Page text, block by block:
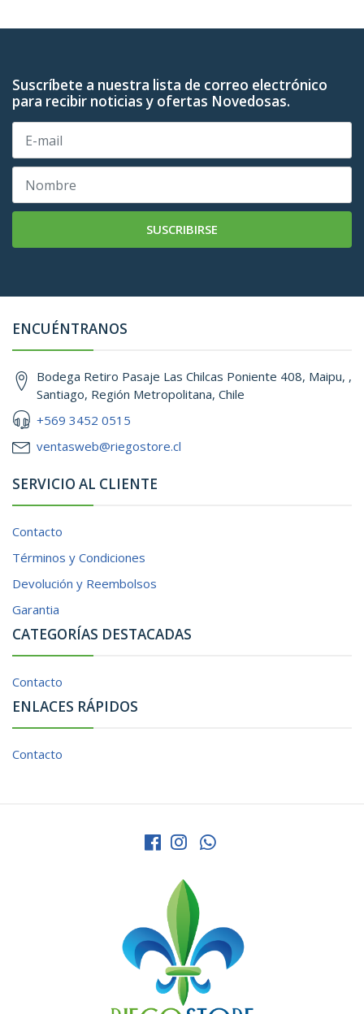
Suscríbete a nuestra lista de correo electrónico
para recibir noticias y ofertas Novedosas.
SUSCRIBIRSE
ENCUÉNTRANOS
Bodega Retiro Pasaje Las Chilcas Poniente 408, Maipu, ,
Santiago, Región Metropolitana, Chile
+569 3452 0515
ventasweb@riegostore.cl
SERVICIO AL CLIENTE
Contacto
Términos y Condiciones
Devolución y Reembolsos
Garantia
CATEGORÍAS DESTACADAS
Contacto
ENLACES RÁPIDOS
Contacto